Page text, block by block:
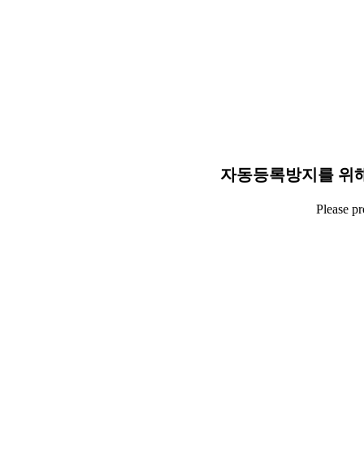
자동등록방지를 위
Please